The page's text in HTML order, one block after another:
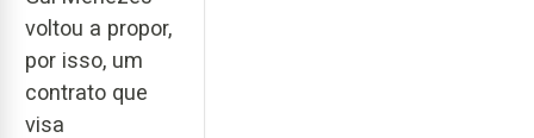
voltou a propor,
por isso, um
contrato que
visa